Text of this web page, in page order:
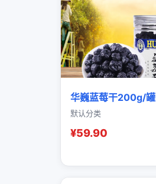
华巍蓝莓干200g/罐
默认分类
¥59.90